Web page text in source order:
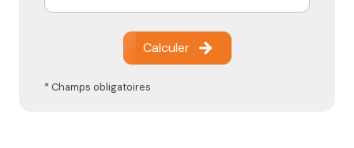
Calculer
* Champs obligatoires